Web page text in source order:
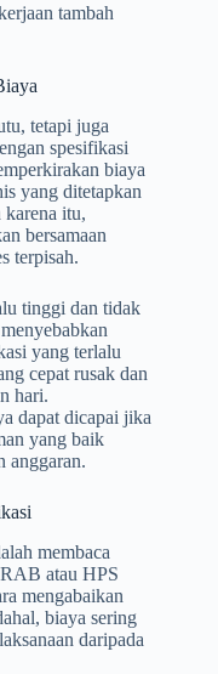
tambah
tetapi juga
spesifikasi
biaya
yang ditetapkan
karena itu,
bersamaan
terpisah.
tinggi dan tidak
yang terlalu
cepat rusak dan
hari.
dapat dicapai jika
yang baik
anggaran.
membaca
atau HPS
mengabaikan
biaya sering
daripada